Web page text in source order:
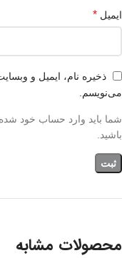
ایمیل *
ذخیره نام، ایمیل و
می‌نویسم.
شما باید وارد حساب خود
باشید.
محصولات مشابه